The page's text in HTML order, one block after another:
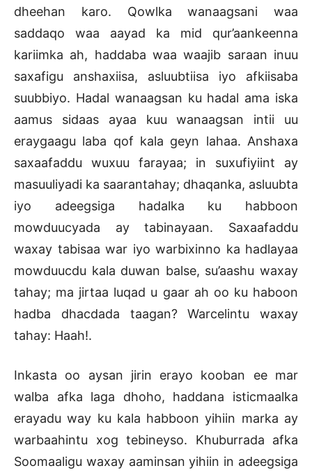
dheehan karo. Qowlka wanaagsani waa
saddaqo waa aayad ka mid qur’aankeenna
kariimka ah, haddaba waa waajib saraan inuu
saxafigu anshaxiisa, asluubtiisa iyo afkiisaba
suubbiyo. Hadal wanaagsan ku hadal ama iska
aamus sidaas ayaa kuu wanaagsan intii uu
eraygaagu laba qof kala geyn lahaa. Anshaxa
saxaafaddu wuxuu farayaa; in suxufiyiint ay
masuuliyadi ka saarantahay; dhaqanka, asluubta
iyo adeegsiga hadalka ku habboon
mowduucyada ay tabinayaan. Saxaafaddu
waxay tabisaa war iyo warbixinno ka hadlayaa
mowduucdu kala duwan balse, su’aashu waxay
tahay; ma jirtaa luqad u gaar ah oo ku haboon
hadba dhacdada taagan? Warcelintu waxay
tahay: Haah!.
Inkasta oo aysan jirin erayo kooban ee mar
walba afka laga dhoho, haddana isticmaalka
erayadu way ku kala habboon yihiin marka ay
warbaahintu xog tebineyso. Khuburrada afka
Soomaaligu waxay aaminsan yihiin in adeegsiga